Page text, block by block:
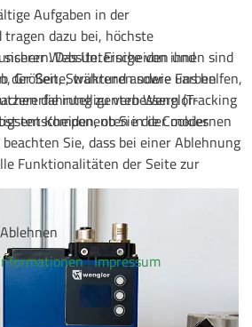
Aufgaben in der
dazu bei, höchste
Das Unterscheiden und
Größen, Strukturen sowie Farben
die intelligenten Wenglor-
Komponenten in der modernen
Website. Einige von ihnen sind
der Seite, während andere uns helfen,
zu verbessern (Tracking
entscheiden, ob Sie die Cookies
Sie, dass bei einer Ablehnung
Funktionalitäten der Seite zur
Ablehnen
|Impressum